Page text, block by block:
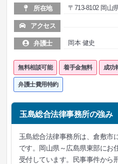
所在地 〒713-8102 岡山
アクセス
弁護士 岡本 健史
無料相談可能 着手金無料 成功
弁護士費用特約
玉島総合法律事務所の強み
玉島総合法律事務所は、倉敷市
です。岡山県～広島県東部にお
受付しています。民事事件から